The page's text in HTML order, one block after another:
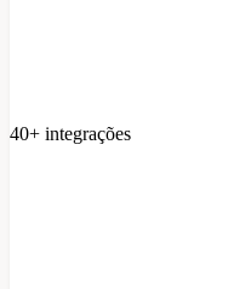
40+ integrações